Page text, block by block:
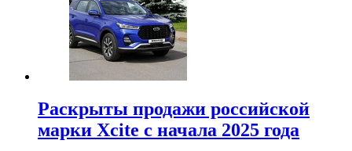
Раскрыты продажи российской
марки Xcite с начала 2025 года